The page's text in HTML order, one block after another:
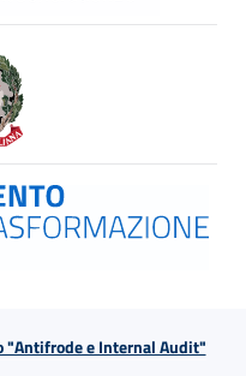
"Antifrode e Internal Audit"